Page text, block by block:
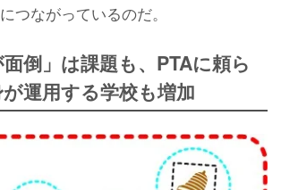
つながっているのだ。
面倒」は課題も、PTAに頼ら
運用する学校も増加